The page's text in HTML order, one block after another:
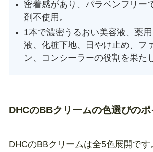
密着感があり、パラベンフリー
剤不使用。
1本で濃密うるおい美容液、薬
液、化粧下地、日やけ止め、フ
ン、コンシーラーの役割を果た
DHCのBBクリームの色選びのポ
DHCのBBクリームは全5色展開です